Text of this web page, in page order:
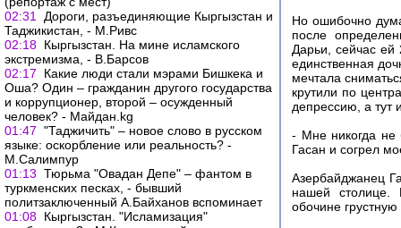
02:31
Дороги, разъединяющие Кыргызстан и
Таджикистан, - М.Ривс
02:18 Кыргызстан. На мине исламского
экстремизма, - В.Барсов
02:17
Какие люди стали мэрами Бишкека и
Оша? Один – гражданин другого государства
и коррупционер, второй – осужденный
человек? - Майдан.kg
01:47 "Таджичить" – новое слово в русском
языке: оскорбление или реальность? -
М.Салимпур
01:13 Тюрьма "Овадан Депе" – фантом в
туркменских песках, - бывший
политзаключенный А.Байханов вспоминает
01:08 Кыргызстан. "Исламизация"
Но ошибочно
после
Дарьи, сейчас
единственная
мечтала
крутили по
депрессию, а тут
- Мне никогда
Гасан и согрел
Азербайджанец
нашей столице.
обочине